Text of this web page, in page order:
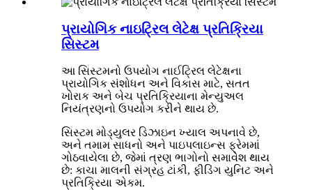
પ્રાયોગિક નાઇટ્રિલ લેટેક્ષ પ્રતિક્રિયા
સિસ્ટમ
આ સિસ્ટમનો ઉપયોગ નાઈટ્રિલ લેટેક્ષના
પ્રાયોગિક સંશોધન અને વિકાસ માટે, સતત
ખોરાક અને બેચ પ્રતિક્રિયાના મેન્યુઅલ
નિયંત્રણનો ઉપયોગ કરીને થાય છે.
સિસ્ટમ મોડ્યુલર ડિઝાઇન ખ્યાલ અપનાવે છે,
અને તમામ સાધનો અને પાઇપલાઇન્સ ફ્રેમમાં
ગોઠવાયેલા છે, જેમાં ત્રણ ભાગોનો સમાવેશ થાય
છે: કાચા માલની સંગ્રહ ટાંકી, ફીડિંગ યુનિટ અને
પ્રતિક્રિયા એકમ.